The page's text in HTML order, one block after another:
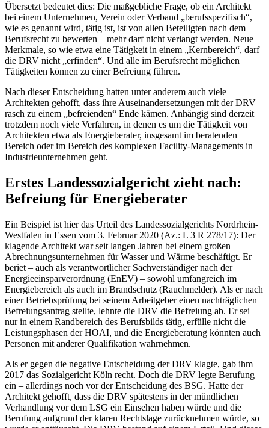
Übersetzt bedeutet dies: Die maßgebliche Frage, ob ein Architekt
bei einem Unternehmen, Verein oder Verband „berufsspezifisch“,
wie es genannt wird, tätig ist, ist von allen Beteiligten nach dem
Berufsrecht zu bewerten – mehr darf nicht verlangt werden. Neue
Merkmale, so wie etwa eine Tätigkeit in einem „Kernbereich“, darf
die DRV nicht „erfinden“. Und alle im Berufsrecht möglichen
Tätigkeiten können zu einer Befreiung führen.
Nach dieser Entscheidung hatten unter anderem auch viele
Architekten gehofft, dass ihre Auseinandersetzungen mit der DRV
rasch zu einem „befreienden“ Ende kämen. Anhängig sind derzeit
trotzdem noch viele Verfahren, in denen es um die Tätigkeit von
Architekten etwa als Energieberater, insgesamt im beratenden
Bereich oder im Bereich des komplexen Facility-Managements in
Industrieunternehmen geht.
Erstes Landessozialgericht zieht nach:
Befreiung für Energieberater
Ein Beispiel ist hier das Urteil des Landessozialgerichts Nordrhein-
Westfalen in Essen vom 3. Februar 2020 (Az.: L 3 R 278/17): Der
klagende Architekt war seit langen Jahren bei einem großen
Abrechnungsunternehmen für Wasser und Wärme beschäftigt. Er
beriet – auch als verantwortlicher Sachverständiger nach der
Energieeinsparverordnung (EnEV) – sowohl umfangreich im
Energiebereich als auch im Brandschutz (Rauchmelder). Als er nach
einer Betriebsprüfung bei seinem Arbeitgeber einen nachträglichen
Befreiungsantrag stellte, lehnte die DRV die Befreiung ab. Er sei
nur in einem Randbereich des Berufsbilds tätig, erfülle nicht die
Leistungsphasen der HOAI, und die Energieberatung könnten auch
Personen mit anderer Qualifikation wahrnehmen.
Als er gegen die negative Entscheidung der DRV klagte, gab ihm
2017 das Sozialgericht Köln recht. Doch die DRV legte Berufung
ein – allerdings noch vor der Entscheidung des BSG. Hatte der
Architekt gehofft, dass die DRV spätestens in der mündlichen
Verhandlung vor dem LSG ein Einsehen haben würde und die
Berufung aufgrund der klaren Rechtslage zurücknehmen würde, so